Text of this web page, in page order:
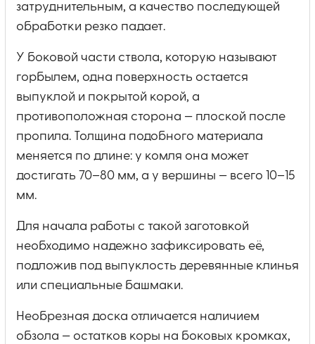
затруднительным, а качество последующей
обработки резко падает.
У боковой части ствола, которую называют
горбылем, одна поверхность остается
выпуклой и покрытой корой, а
противоположная сторона — плоской после
пропила. Толщина подобного материала
меняется по длине: у комля она может
достигать 70–80 мм, а у вершины — всего 10–15
мм.
Для начала работы с такой заготовкой
необходимо надежно зафиксировать её,
подложив под выпуклость деревянные клинья
или специальные башмаки.
Необрезная доска отличается наличием
обзола — остатков коры на боковых кромках,